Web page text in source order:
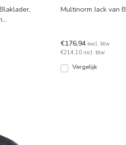
Multinorm Jack van
€176,94 excl. btw
€214,10 incl. btw
Vergelijk